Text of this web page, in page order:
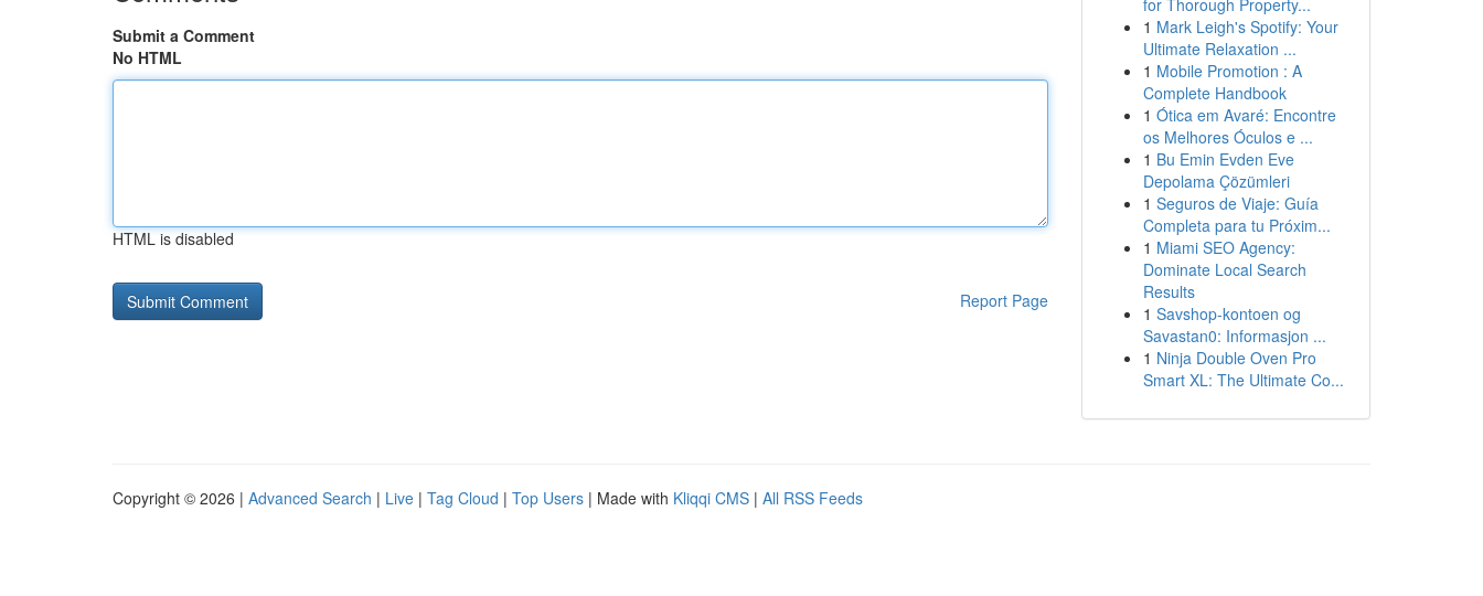
Submit a Comment
No HTML
HTML is disabled
Report Page
for Thorough Property...
1 Mark Leigh's Spotify: Your
Ultimate Relaxation ...
1 Mobile Promotion : A
Complete Handbook
1 Ótica em Avaré: Encontre
os Melhores Óculos e ...
1 Bu Emin Evden Eve
Depolama Çözümleri
1 Seguros de Viaje: Guía
Completa para tu Próxim...
1 Miami SEO Agency:
Dominate Local Search
Results
1 Savshop-kontoen og
Savastan0: Informasjon ...
1 Ninja Double Oven Pro
Smart XL: The Ultimate Co...
Copyright © 2026 | Advanced Search | Live | Tag Cloud | Top Users | Made with Kliqqi CMS | All RSS Feeds